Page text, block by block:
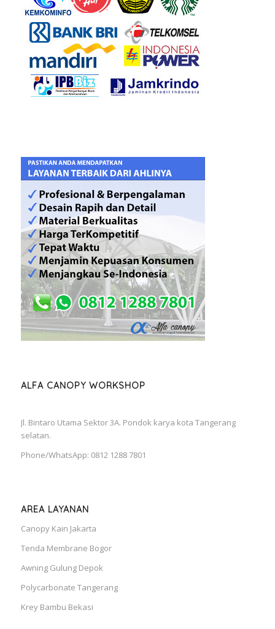
ALFA CANOPY WORKSHOP
Jl. Bintaro Utama Sektor 3A. Pondok karya kota Tangerang
selatan.
Phone/WhatsApp: 0812 1288 7801
AREA LAYANAN
Canopy Kain Jakarta
Tenda Membrane Bogor
Awning Gulung Depok
Polycarbonate Tangerang
Krey Bambu Bekasi